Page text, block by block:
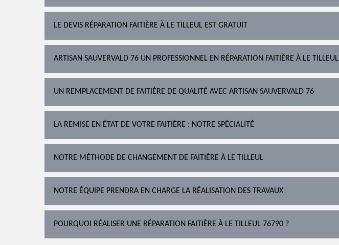
LE DEVIS RÉPARATION FAITIÈRE À LE TILLEUL EST GRATUIT
ARTISAN SAUVERVALD 76 UN PROFESSIONNEL EN RÉPARATION FAITIÈRE À LE TILLEUL
UN REMPLACEMENT DE FAITIÈRE DE QUALITÉ AVEC ARTISAN SAUVERVALD 76
LA REMISE EN ÉTAT DE VOTRE FAITIÈRE : NOTRE SPÉCIALITÉ
NOTRE MÉTHODE DE CHANGEMENT DE FAITIÈRE À LE TILLEUL
NOTRE ÉQUIPE PRENDRA EN CHARGE LA RÉALISATION DES TRAVAUX
POURQUOI RÉALISER UNE RÉPARATION FAITIÈRE À LE TILLEUL 76790 ?